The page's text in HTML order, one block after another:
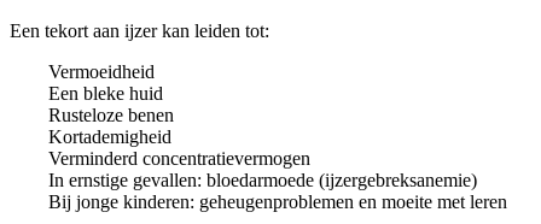
Een tekort aan ijzer kan leiden tot:
Vermoeidheid
Een bleke huid
Rusteloze benen
Kortademigheid
Verminderd concentratievermogen
In ernstige gevallen: bloedarmoede (ijzergebreksanemie)
Bij jonge kinderen: geheugenproblemen en moeite met leren